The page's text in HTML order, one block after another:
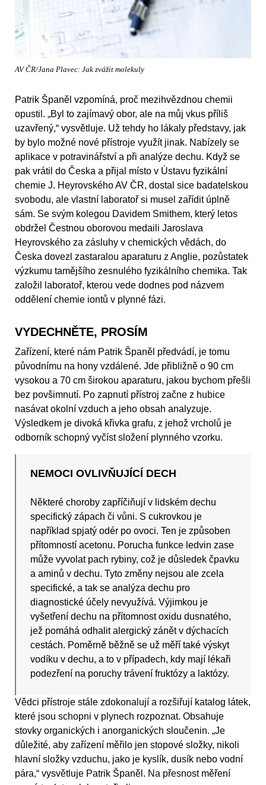
AV ČR/Jana Plavec: Jak zvážit molekuly
Patrik Španěl vzpomíná, proč mezihvězdnou chemii
opustil. „Byl to zajímavý obor, ale na můj vkus příliš
uzavřený,“ vysvětluje. Už tehdy ho lákaly představy, jak
by bylo možné nové přístroje využít jinak. Nabízely se
aplikace v potravinářství a při analýze dechu. Když se
pak vrátil do Česka a přijal místo v Ústavu fyzikální
chemie J. Heyrovského AV ČR, dostal sice badatelskou
svobodu, ale vlastní laboratoř si musel zařídit úplně
sám. Se svým kolegou Davidem Smithem, který letos
obdržel Čestnou oborovou medaili Jaroslava
Heyrovského za zásluhy v chemických vědách, do
Česka dovezl zastaralou aparaturu z Anglie, pozůstatek
výzkumu tamějšího zesnulého fyzikálního chemika. Tak
založil laboratoř, kterou vede dodnes pod názvem
oddělení chemie iontů v plynné fázi.
VYDECHNĚTE, PROSÍM
Zařízení, které nám Patrik Španěl předvádí, je tomu
původnímu na hony vzdálené. Jde přibližně o 90 cm
vysokou a 70 cm širokou aparaturu, jakou bychom přešli
bez povšimnutí. Po zapnutí přístroj začne z hubice
nasávat okolní vzduch a jeho obsah analyzuje.
Výsledkem je divoká křivka grafu, z jehož vrcholů je
odborník schopný vyčíst složení plynného vzorku.
NEMOCI OVLIVŇUJÍCÍ DECH
Některé choroby zapříčiňují v lidském dechu
specifický zápach či vůni. S cukrovkou je
například spjatý odér po ovoci. Ten je způsoben
přítomností acetonu. Porucha funkce ledvin zase
může vyvolat pach rybiny, což je důsledek čpavku
a aminů v dechu. Tyto změny nejsou ale zcela
specifické, a tak se analýza dechu pro
diagnostické účely nevyužívá. Výjimkou je
vyšetření dechu na přítomnost oxidu dusnatého,
jež pomáhá odhalit alergický zánět v dýchacích
cestách. Poměrně běžně se už měří také výskyt
vodíku v dechu, a to v případech, kdy mají lékaři
podezření na poruchy trávení fruktózy a laktózy.
Vědci přístroje stále zdokonalují a rozšiřují katalog látek,
které jsou schopni v plynech rozpoznat. Obsahuje
stovky organických i anorganických sloučenin. „Je
důležité, aby zařízení měřilo jen stopové složky, nikoli
hlavní složky vzduchu, jako je kyslík, dusík nebo vodní
pára,“ vysvětluje Patrik Španěl. Na přesnost měření